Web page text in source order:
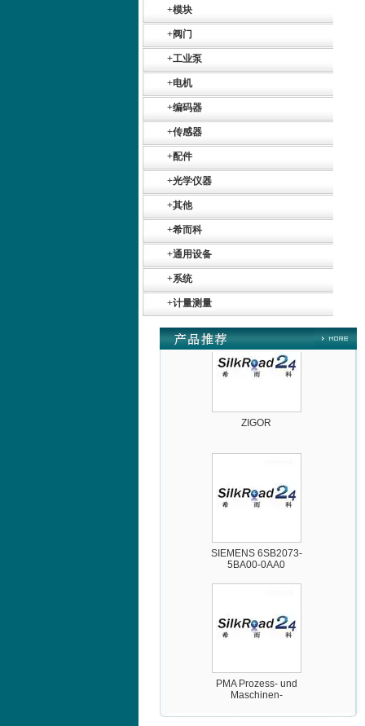
+模块
+阀门
+工业泵
+电机
+编码器
+传感器
+配件
+光学仪器
+其他
+希而科
+通用设备
+系统
+计量测量
Belimo SF24A-
5BA00-0AA0
Maschinen-
Automation GmbH